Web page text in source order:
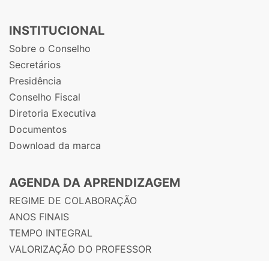
INSTITUCIONAL
Sobre o Conselho
Secretários
Presidência
Conselho Fiscal
Diretoria Executiva
Documentos
Download da marca
AGENDA DA APRENDIZAGEM
REGIME DE COLABORAÇÃO
ANOS FINAIS
TEMPO INTEGRAL
VALORIZAÇÃO DO PROFESSOR